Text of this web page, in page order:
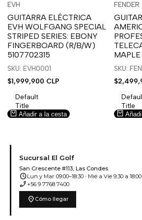
sesión
para
usar
la
lista
deseos.
para
usar
Compare
Proveedor:
EVH
GUITARRA ELÉCTRICA
EVH WOLFGANG SPECIAL
STRIPED SERIES: EBONY
FINGERBOARD (R/B/W)
5107702315
SKU: EVH0001
Precio
venta
$1,999,900 CLP
Default
Title
Añadir a la cesta
sesión
para
usar
la
lista
para
usar
FENDER
SKU:
Precio
venta
Title
Sucursal El Golf
San Crescente #113, Las Condes
scheduleLun y Mar 09:00–18:30 · Mié a Vie 9:30 a 18:00
phone_enabled +56 9 7768 7400
location_on Cómo llegar